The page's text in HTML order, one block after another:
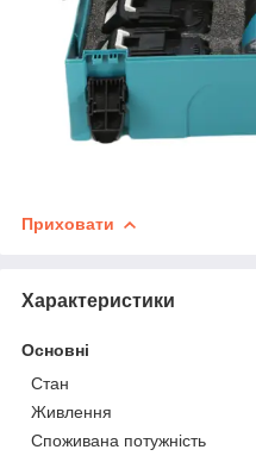
Приховати
Характеристики
Основні
Стан
Живлення
Споживана потужність